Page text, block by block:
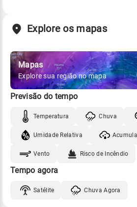
Explore os mapas
Mapas
Explore sua região no mapa
Previsão do tempo
Temperatura Chuva
Umidade Relativa
Vento Risco de Incêndio
Tempo agora
Satélite Chuva Agora